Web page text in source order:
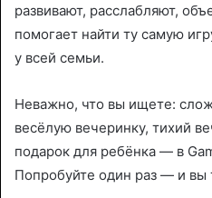
развивают, расслабляют,
помогает найти ту самую
у всей семьи.
Неважно, что вы ищете:
весёлую вечеринку, тихий
подарок для ребёнка — в
Попробуйте один раз — и вы